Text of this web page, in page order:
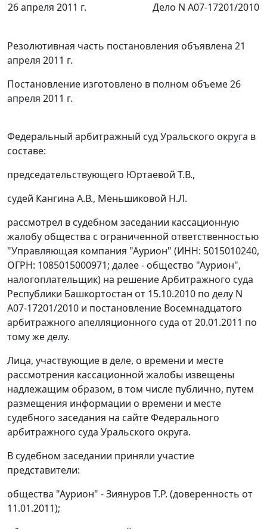
26 апреля 2011 г.
Дело N А07-17201/2010
Резолютивная часть постановления объявлена 21
апреля 2011 г.
Постановление изготовлено в полном объеме 26
апреля 2011 г.
Федеральный арбитражный суд Уральского округа в
составе:
председательствующего Юртаевой Т.В.,
судей Кангина А.В., Меньшиковой Н.Л.
рассмотрел в судебном заседании кассационную
жалобу общества с ограниченной ответственностью
"Управляющая компания "Аурион" (ИНН: 5015010240,
ОГРН: 1085015000971; далее - общество "Аурион",
налогоплательщик) на решение Арбитражного суда
Республики Башкортостан от 15.10.2010 по делу N
А07-17201/2010 и постановление Восемнадцатого
арбитражного апелляционного суда от 20.01.2011 по
тому же делу.
Лица, участвующие в деле, о времени и месте
рассмотрения кассационной жалобы извещены
надлежащим образом, в том числе публично, путем
размещения информации о времени и месте
судебного заседания на сайтеФедерального
арбитражного суда Уральского округа.
В судебном заседании приняли участие
представители:
общества "Аурион" - Зиянуров Т.Р. (доверенность от
11.01.2011);